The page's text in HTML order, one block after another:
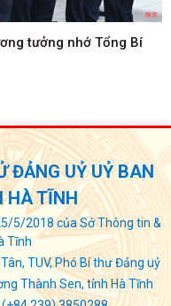
tưởng nhớ Tổng Bí
ĐẢNG UỶ UỶ BAN
HÀ TĨNH
5/2018 của Sở Thông tin &
Tĩnh
TUV, Phó Bí thư Đảng uỷ
Thành Sen, tỉnh Hà Tĩnh